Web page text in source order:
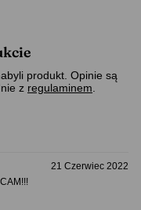
produkt. Opinie są
z regulaminem.
21 Czerwiec 2022